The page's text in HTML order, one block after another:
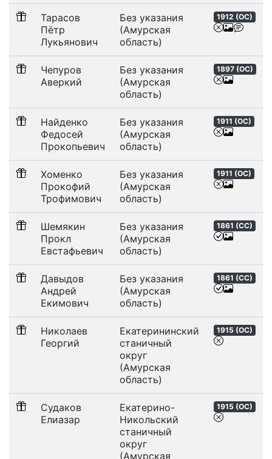
Тарасов
Пётр
Лукьянович
Без указания
(Амурская
область)
1912 (ОС)
Чепуров
Аверкий
Без указания
(Амурская
область)
1897 (ОС)
Найденко
Федосей
Прокопьевич
Без указания
(Амурская
область)
1911 (ОС)
Хоменко
Прокофий
Трофимович
Без указания
(Амурская
область)
1911 (ОС)
Шемякин
Прокл
Евстафьевич
Без указания
(Амурская
область)
1861 (СС)
Давыдов
Андрей
Екимович
Без указания
(Амурская
область)
1861 (СС)
Николаев
Георгий
Екатерининский
станичный
округ
(Амурская
область)
1915 (ОС)
Судаков
Елиазар
Екатерино-
Никольский
станичный
округ
(Амурская
1915 (ОС)